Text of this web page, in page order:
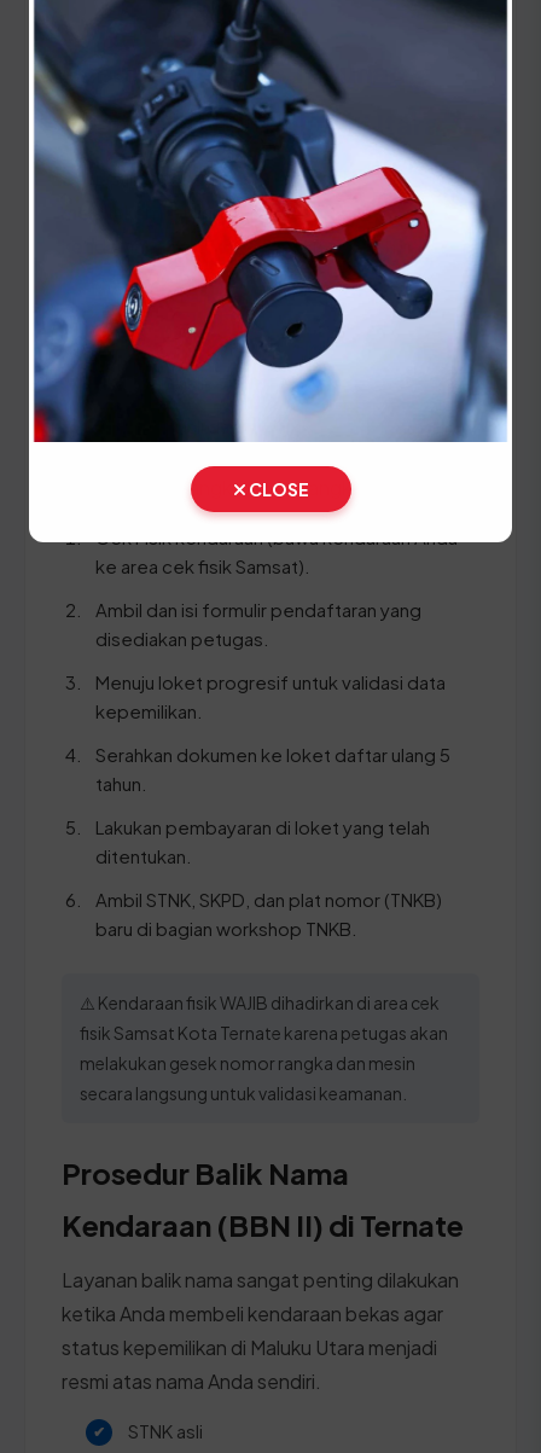
Panduan Pajak 5 Tahunan
(Ganti Plat) di Maluku Utara
Setiap lima tahun, pemilik kendaraan wajib
melakukan pergantian pelat nomor dan cek fisik
kendaraan. Siapkan dokumen tambahan ini:
STNK asli
KTP asli
Ikuti panduan langkah demi langkah berikut:
ke area cek fisik Samsat).
Ambil dan isi formulir pendaftaran yang
disediakan petugas.
Menuju loket progresif untuk validasi data
kepemilikan.
Serahkan dokumen ke loket daftar ulang 5
tahun.
Lakukan pembayaran di loket yang telah
ditentukan.
Ambil STNK, SKPD, dan plat nomor (TNKB)
baru di bagian workshop TNKB.
⚠️ Kendaraan fisik WAJIB dihadirkan di area cek
fisik Samsat Kota Ternate karena petugas akan
melakukan gesek nomor rangka dan mesin
secara langsung untuk validasi keamanan.
Prosedur Balik Nama
Kendaraan (BBN II) di Ternate
Layanan balik nama sangat penting dilakukan
ketika Anda membeli kendaraan bekas agar
status kepemilikan di Maluku Utara menjadi
resmi atas nama Anda sendiri.
STNK asli
CLOSE